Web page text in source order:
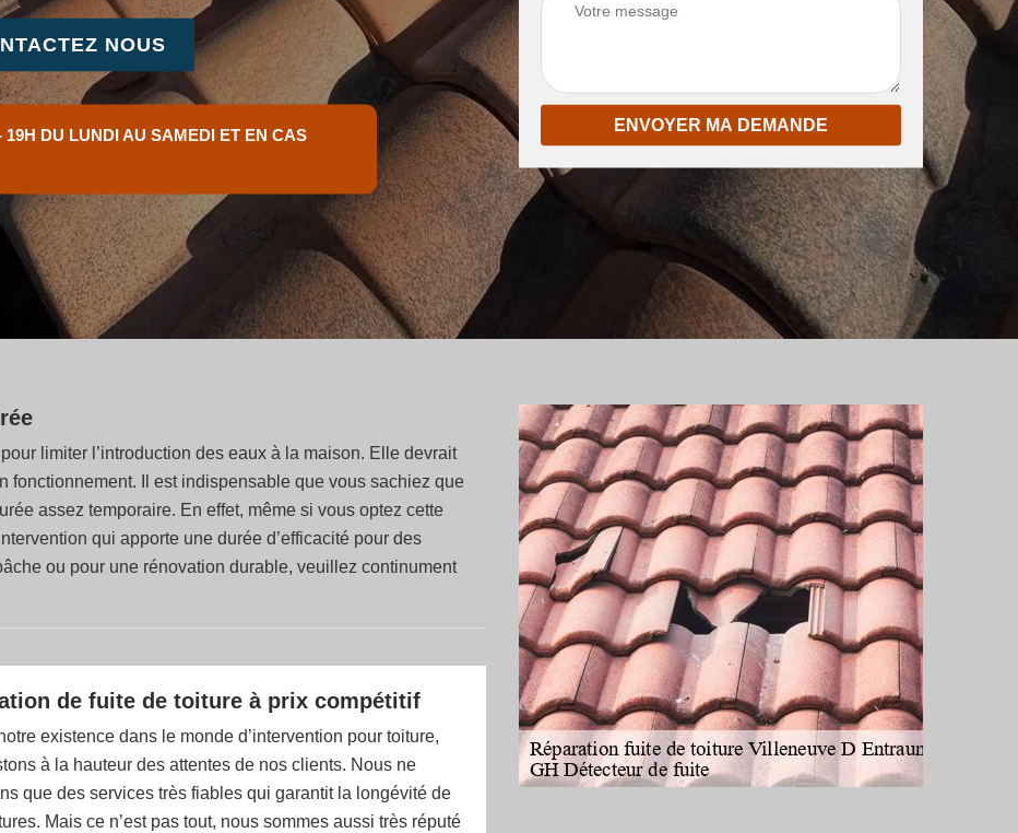
NOUS
DU LUNDI AU SAMEDI ET EN CAS
limiter l’introduction des eaux à la maison. Elle devrait
fonctionnement. Il est indispensable que vous sachiez que
assez temporaire. En effet, même si vous optez cette
qui apporte une durée d’efficacité pour des
ou pour une rénovation durable, veuillez continument
de fuite de toiture à prix compétitif
existence dans le monde d’intervention pour toiture,
à la hauteur des attentes de nos clients. Nous ne
que des services très fiables qui garantit la longévité de
Mais ce n’est pas tout, nous sommes aussi très réputé